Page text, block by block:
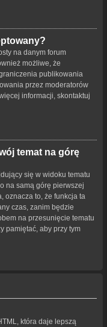
na danym forum
możliwe, że
publikowania
przez moderatorów
informacji, skontaktuj
temat na górę
się w widoku tematu
na samą górę pierwszej
oznacza to, że funkcja ta
czas, zanim będzie
na przesunięcie tematu
pamiętać, aby przy tym
która daje lepszą